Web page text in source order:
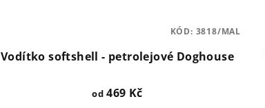
Vodítko softshell - petrolejové Doghouse
od469 Kč
KÓD: 3818/MAL